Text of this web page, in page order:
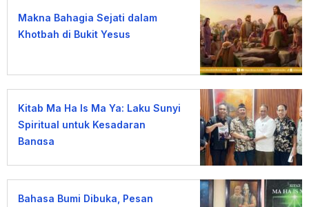
Makna Bahagia Sejati dalam
Khotbah di Bukit Yesus
Kitab Ma Ha Is Ma Ya: Laku Sunyi
Spiritual untuk Kesadaran
Bangsa
Bahasa Bumi Dibuka, Pesan